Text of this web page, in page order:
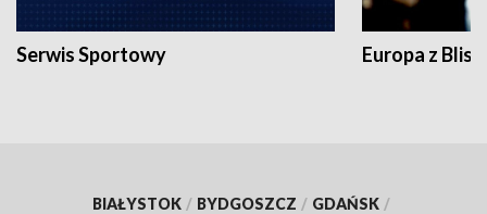
Serwis Sportowy Europa z
BIAŁYSTOK / BYDGOSZCZ / GDAŃSK /